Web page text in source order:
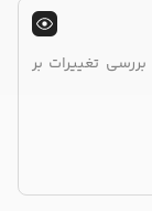
تغییرات بر